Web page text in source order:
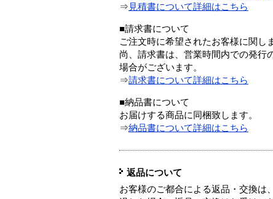
⇒ 見積書について詳細はこちら
■請求書について
ご注文時に希望されたお客様に関し
尚、請求書は、営業時間内での発行
場合がございます。
⇒請求書について詳細はこちら
■納品書について
お届けする商品に同梱致します。
⇒納品書について詳細はこちら
返品について
お客様のご都合による返品・交換は